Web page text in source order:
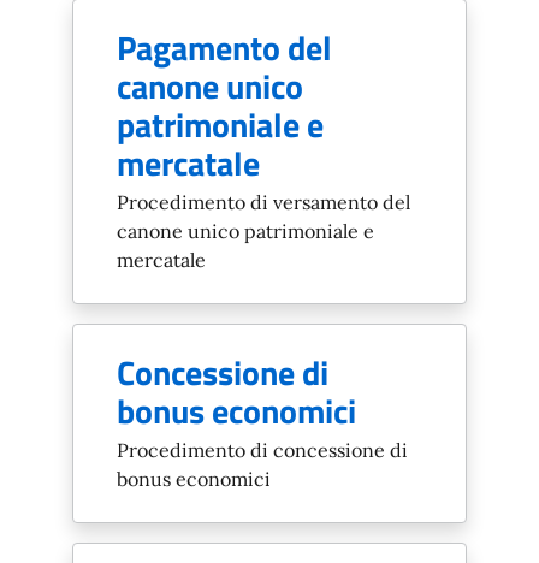
Pagamento del
canone unico
patrimoniale e
mercatale
Procedimento di versamento del
canone unico patrimoniale e
mercatale
Concessione di
bonus economici
Procedimento di concessione di
bonus economici